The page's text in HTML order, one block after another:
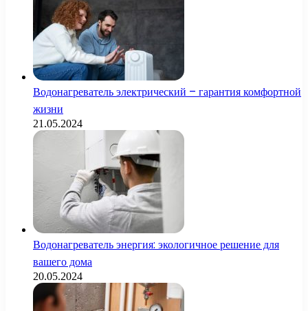
Водонагреватель электрический – гарантия комфортной
жизни
21.05.2024
Водонагреватель энергия: экологичное решение для
вашего дома
20.05.2024